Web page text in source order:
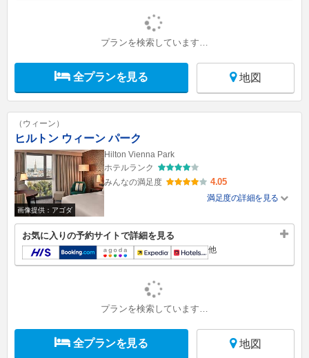
プランを検索しています…
全プランを見る 地図
（ウィーン）
ヒルトン ウィーン パーク
画像提供：アゴダ
Hilton Vienna Park
ホテルランク
みんなの満足度
4.05
満足度の詳細を見る
お気に入りの予約サイトで詳細を見る
他
プランを検索しています…
全プランを見る 地図